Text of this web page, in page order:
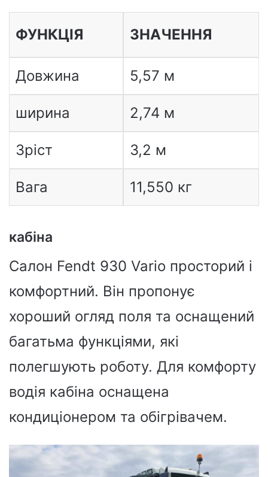
ФУНКЦІЯ ЗНАЧЕННЯ
Довжина 5,57 м
ширина 2,74 м
Зріст 3,2 м
Вага 11,550 кг
кабіна
Салон Fendt 930 Vario просторий і
комфортний. Він пропонує
хороший огляд поля та оснащений
багатьма функціями, які
полегшують роботу. Для комфорту
водія кабіна оснащена
кондиціонером та обігрівачем.